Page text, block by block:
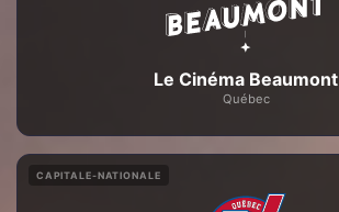
Le Cinéma Beaumont
Québec
CAPITALE-NATIONALE